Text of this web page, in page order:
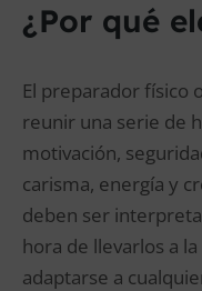
¿Por qué
El preparador físico
reunir una serie de
motivación,
carisma, energía y
deben ser
hora de llevarlos a
adaptarse a